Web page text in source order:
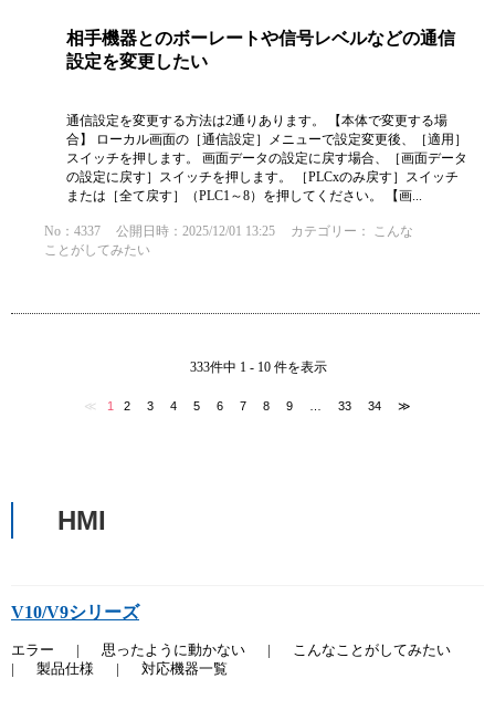
相手機器とのボーレートや信号レベルなどの通信
設定を変更したい
通信設定を変更する方法は2通りあります。 【本体で変更する場
合】 ローカル画面の［通信設定］メニューで設定変更後、［適用］
スイッチを押します。 画面データの設定に戻す場合、［画面データ
の設定に戻す］スイッチを押します。 ［PLCxのみ戻す］スイッチ
または［全て戻す］（PLC1～8）を押してください。 【画...
No：4337 公開日時：2025/12/01 13:25 カテゴリー： こんな
ことがしてみたい
333件中 1 - 10 件を表示
≪ 1 2 3 4 5 6 7 8 9 33 34 ≫
HMI
V10/V9シリーズ
エラー 思ったように動かない
こんなことがしてみたい
製品仕様 対応機器一覧